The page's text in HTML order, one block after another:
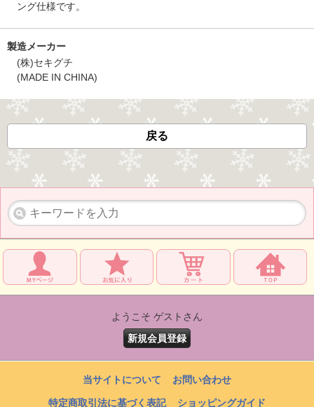
ング仕様です。
製造メーカー
(株)セキグチ
(MADE IN CHINA)
戻る
ようこそ ゲストさん
新規会員登録
当サイトについて お問い合わせ
特定商取引法に基づく表記 ショッピングガイド